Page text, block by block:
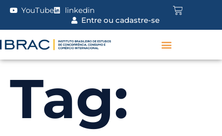
YouTube
linkedin
Entre ou cadastre-se
Tag: